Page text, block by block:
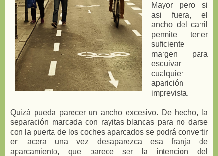
Mayor pero si
asi fuera, el
ancho del carril
permite tener
suficiente
margen para
esquivar
cualquier
aparición
imprevista.
Quizá pueda parecer un ancho excesivo. De hecho, la
separación marcada con rayitas blancas para no darse
con la puerta de los coches aparcados se podrá convertir
en acera una vez desaparezca esa franja de
aparcamiento, que parece ser la intención del